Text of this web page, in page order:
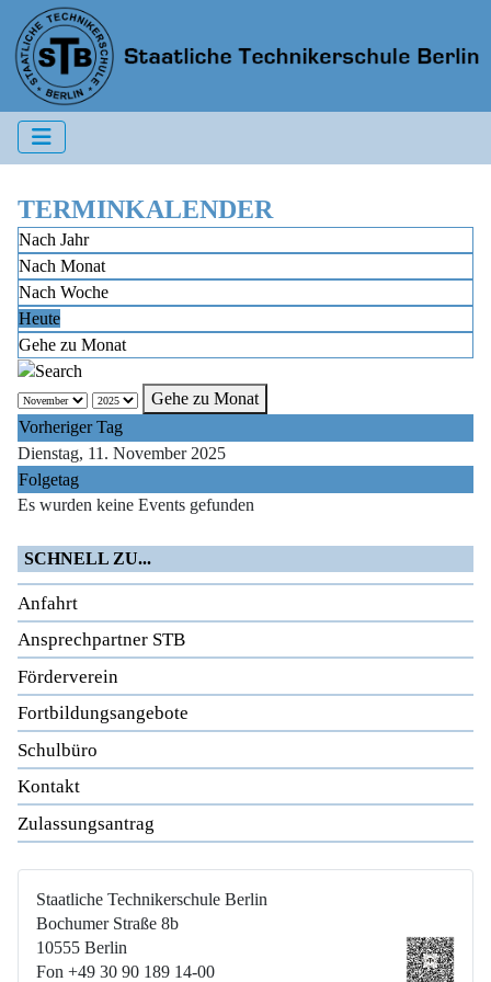
TERMINKALENDER
Nach Jahr
Nach Monat
Nach Woche
Heute
Gehe zu Monat
Gehe zu Monat
Vorheriger Tag
Dienstag, 11. November 2025
Folgetag
Es wurden keine Events gefunden
SCHNELL ZU...
Anfahrt
Ansprechpartner STB
Förderverein
Fortbildungsangebote
Schulbüro
Kontakt
Zulassungsantrag
Staatliche Technikerschule Berlin
Bochumer Straße 8b
10555 Berlin
Fon +49 30 90 189 14-00